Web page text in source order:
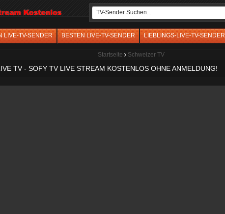
LIVE-TV-SENDER BESTEN LIVE-TV-SENDER LIEBLINGS-LIVE-TV-SENDER
Startseite Schweizer TV
TV - SOFY TV LIVE STREAM KOSTENLOS OHNE ANMELDUNG!